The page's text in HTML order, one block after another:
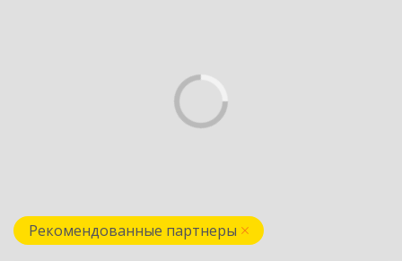
Рекомендованные партнеры